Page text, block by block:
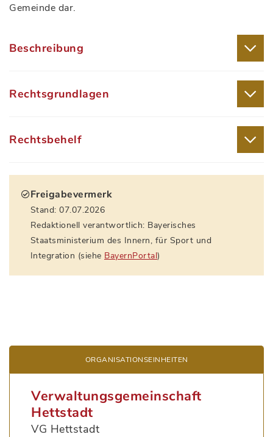
Gemeinde dar.
Beschreibung
Rechtsgrundlagen
Rechtsbehelf
Freigabevermerk
Stand: 07.07.2026
Redaktionell verantwortlich: Bayerisches
Staatsministerium des Innern, für Sport und
Integration (siehe BayernPortal)
ORGANISATIONS­EINHEITEN
Verwaltungsgemeinschaft
Hettstadt
VG Hettstadt